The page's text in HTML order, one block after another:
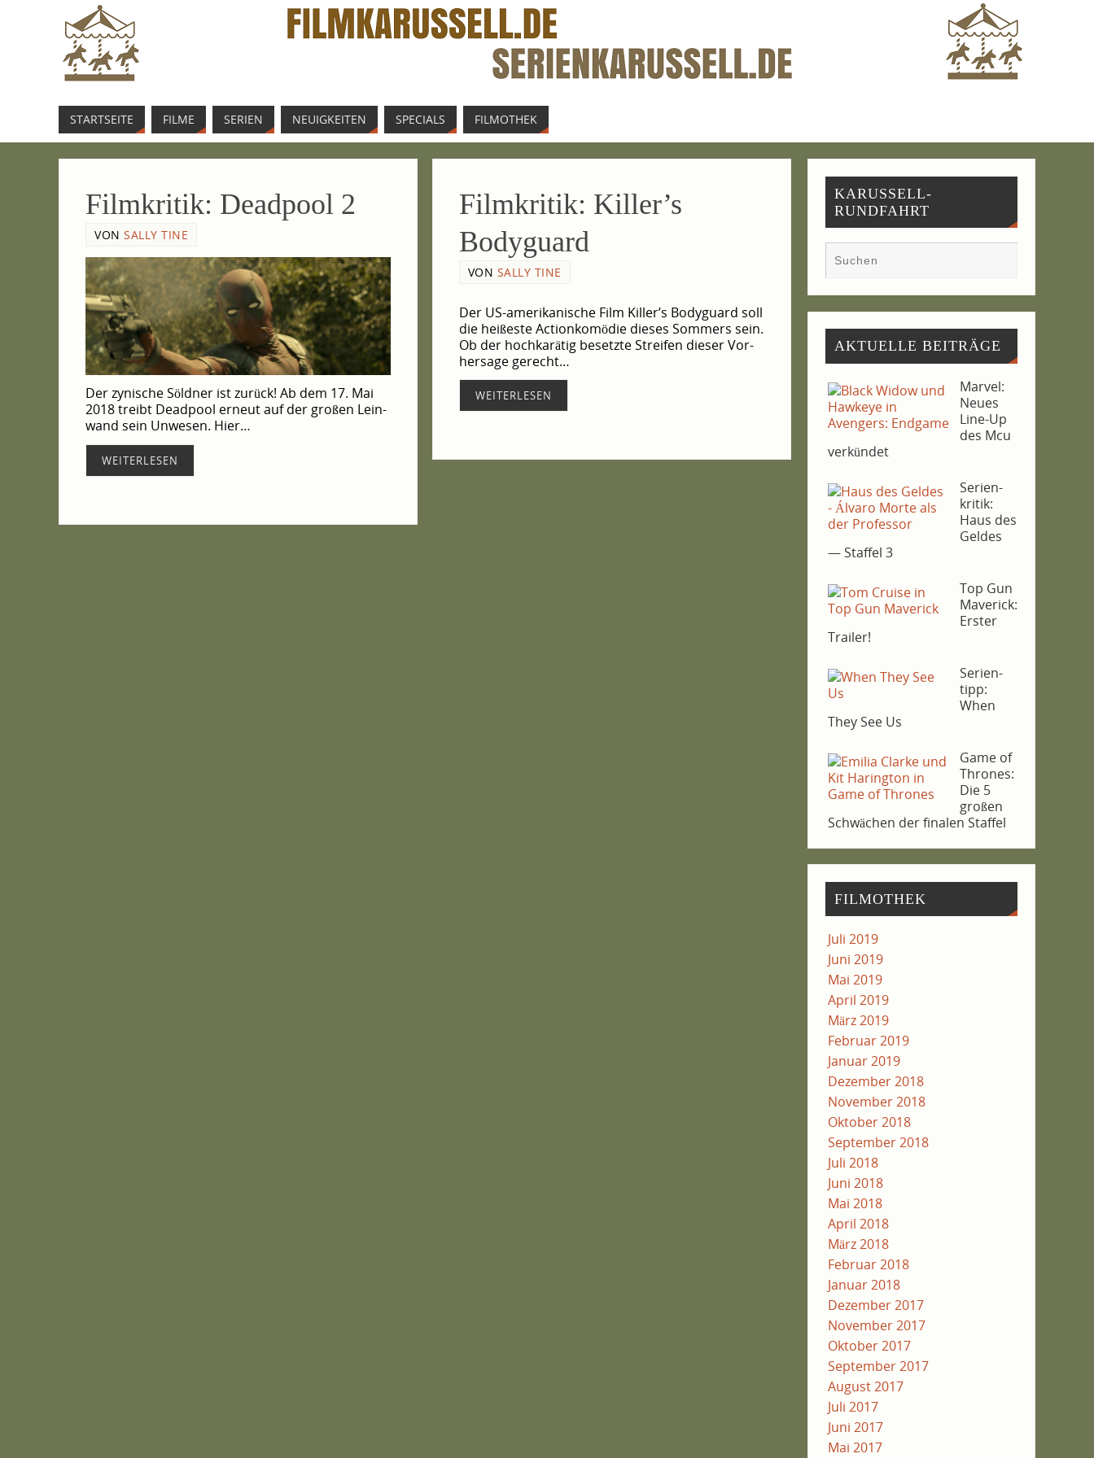
START­SEI­TE FIL­ME SERI­EN NEU­IG­KEI­TEN SPE­CIALS FIL­MO­THEK
Film­kri­tik: Dead­pool 2
VON SALLY TINE
Der zyni­sche Söld­ner ist zurück! Ab dem 17. Mai
2018 treibt Dead­pool erneut auf der gro­ßen Lein­
wand sein Unwe­sen. Hier…
WEI­TER­LE­SEN
Film­kri­tik: Killer’s
Bodyguard
VON SALLY TINE
Der US-amerikanische Film Killer’s Body­guard soll
die hei­ßes­te Action­ko­mö­die die­ses Som­mers sein.
Ob der hoch­ka­rä­tig besetz­te Strei­fen die­ser Vor­
her­sa­ge gerecht…
WEI­TER­LE­SEN
KARUSSELL-
RUNDFAHRT
AKTU­EL­LE BEITRÄGE
Mar­vel:
Neu­es
Line-Up
des Mcu
verkündet
Seri­en­
kri­tik:
Haus des
Gel­des
— Staf­fel 3
Top Gun
Maverick:
Ers­ter
Trailer!
Seri­en­
tipp:
When
They See Us
Game of
Thro­nes:
Die 5
gro­ßen
Schwä­chen der fina­len Staffel
FIL­MO­THEK
Juli 2019
Juni 2019
Mai 2019
April 2019
März 2019
Februar 2019
Januar 2019
Dezember 2018
November 2018
Oktober 2018
September 2018
Juli 2018
Juni 2018
Mai 2018
April 2018
März 2018
Februar 2018
Januar 2018
Dezember 2017
November 2017
Oktober 2017
September 2017
August 2017
Juli 2017
Juni 2017
Mai 2017